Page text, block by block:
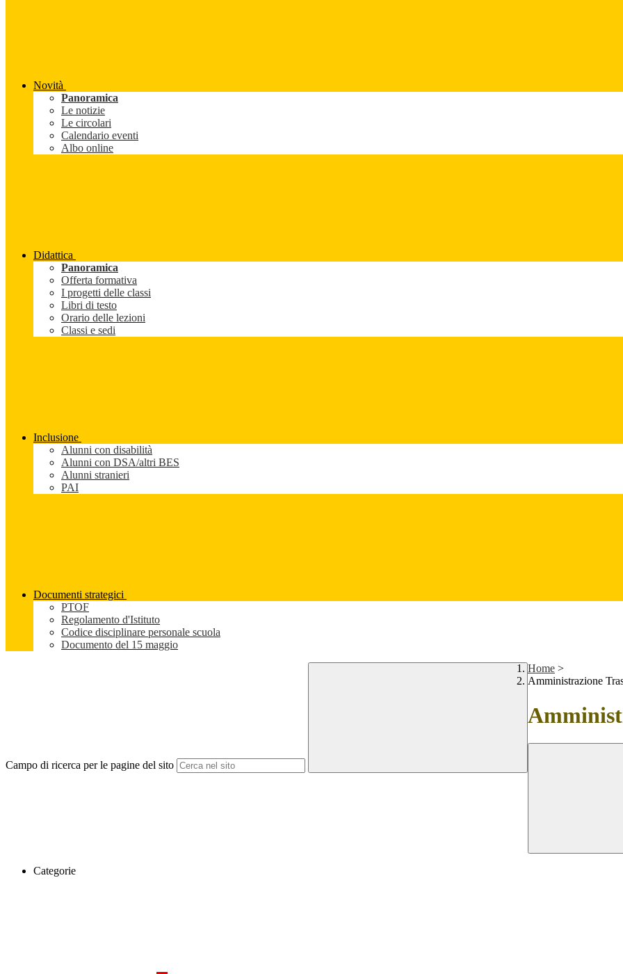
Novità
Panoramica
Le notizie
Le circolari
Calendario eventi
Albo online
Didattica
Panoramica
Offerta formativa
I progetti delle classi
Libri di testo
Orario delle lezioni
Classi e sedi
Inclusione
Alunni con disabilità
Alunni con DSA/altri BES
Alunni stranieri
PAI
Documenti strategici
PTOF
Regolamento d'Istituto
Codice disciplinare personale scuola
Documento del 15 maggio
Campo di ricerca per le pagine del sito
Home >
Amministrazione
Categorie